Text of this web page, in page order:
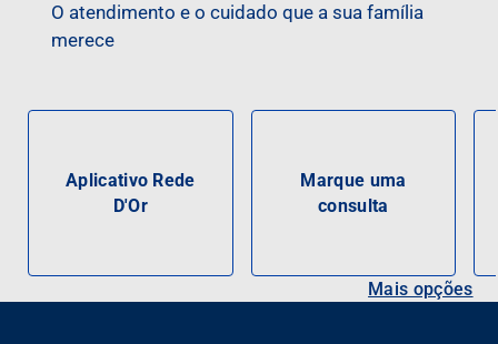
O atendimento e o cuidado que a sua família
merece
Aplicativo Rede
D'Or
Marque uma
consulta
Mais opções